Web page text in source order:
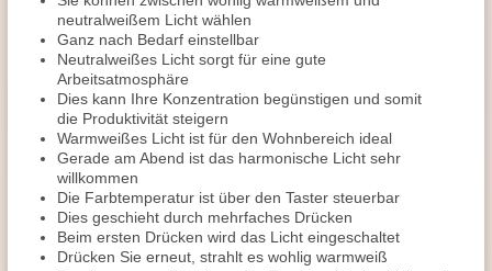
neutralweißem Licht wählen
Ganz nach Bedarf einstellbar
Neutralweißes Licht sorgt für eine gute
Arbeitsatmosphäre
Dies kann Ihre Konzentration begünstigen und somit
die Produktivität steigern
Warmweißes Licht ist für den Wohnbereich ideal
Gerade am Abend ist das harmonische Licht sehr
willkommen
Die Farbtemperatur ist über den Taster steuerbar
Dies geschieht durch mehrfaches Drücken
Beim ersten Drücken wird das Licht eingeschaltet
Drücken Sie erneut, strahlt es wohlig warmweiß